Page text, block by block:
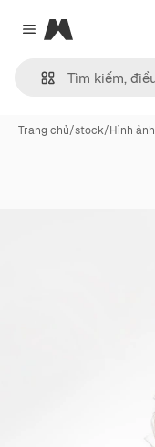
Close menu
Magnific
Trang chủ/stock/Hình ảnh